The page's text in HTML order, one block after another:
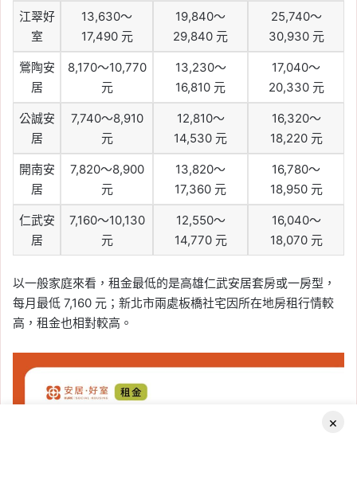
江翠好
室
13,630～
17,490 元
19,840～
29,840 元
25,740～
30,930 元
鶯陶安
居
8,170～10,770
元
13,230～
16,810 元
17,040～
20,330 元
公誠安
居
7,740～8,910
元
12,810～
14,530 元
16,320～
18,220 元
開南安
居
7,820～8,900
元
13,820～
17,360 元
16,780～
18,950 元
仁武安
居
7,160～10,130
元
12,550～
14,770 元
16,040～
18,070 元
以一般家庭來看，租金最低的是高雄仁武安居套房或一房型，
每月最低 7,160 元；新北市兩處板橋社宅因所在地房租行情較
高，租金也相對較高。
×